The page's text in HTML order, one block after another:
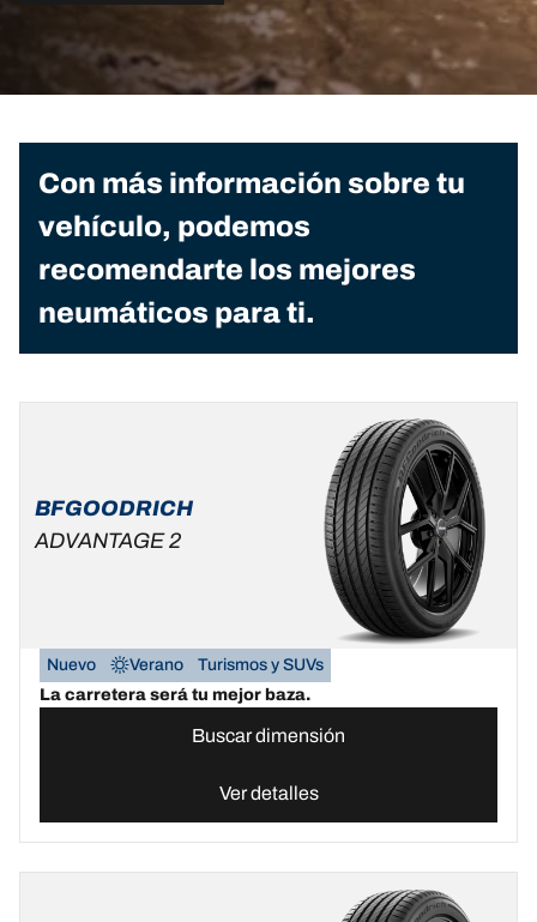
Con más información sobre tu
vehículo, podemos
recomendarte los mejores
neumáticos para ti.
BFGOODRICH
ADVANTAGE 2
Nuevo Verano
Turismos y SUVs
La carretera será tu mejor baza.
Buscar dimensión
Ver detalles